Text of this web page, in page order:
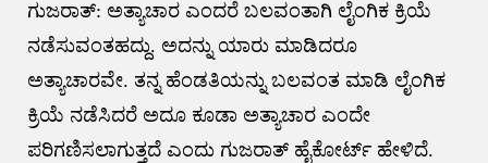
ಗುಜರಾತ್: ಅತ್ಯಾಚಾರ ಎಂದರೆ ಬಲವಂತಾಗಿ ಲೈಂಗಿಕ ಕ್ರಿಯೆ
ನಡೆಸುವಂತಹದ್ದು. ಅದನ್ನು ಯಾರು ಮಾಡಿದರೂ
ಅತ್ಯಾಚಾರವೇ. ತನ್ನ ಹೆಂಡತಿಯನ್ನು ಬಲವಂತ ಮಾಡಿ ಲೈಂಗಿಕ
ಕ್ರಿಯೆ ನಡೆಸಿದರೆ ಅದೂ ಕೂಡಾ ಅತ್ಯಾಚಾರ ಎಂದೇ
ಪರಿಗಣಿಸಲಾಗುತ್ತದೆ ಎಂದು ಗುಜರಾತ್‌ ಹೈಕೋರ್ಟ್‌ ಹೇಳಿದೆ.